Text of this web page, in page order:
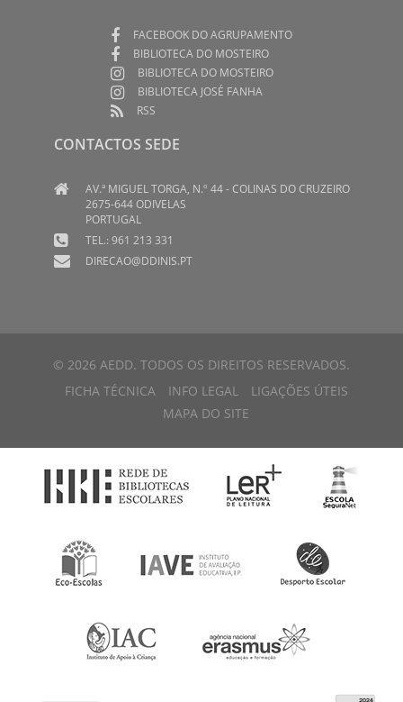
FACEBOOK DO AGRUPAMENTO
BIBLIOTECA DO MOSTEIRO
BIBLIOTECA DO MOSTEIRO
BIBLIOTECA JOSÉ FANHA
RSS
CONTACTOS SEDE
AV.ª MIGUEL TORGA, N.º 44 - COLINAS DO CRUZEIRO
2675-644 ODIVELAS
PORTUGAL
TEL.: 961 213 331
DIRECAO@DDINIS.PT
© 2026 AEDD. TODOS OS DIREITOS RESERVADOS.
FICHA TÉCNICA
INFO LEGAL
LIGAÇÕES ÚTEIS
MAPA DO SITE